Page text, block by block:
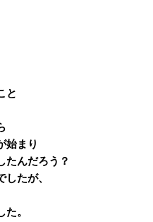
と
始まり
たんだろう？
たが、
。